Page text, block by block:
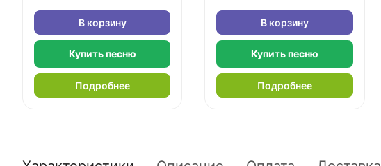
В корзину
Купить песню
Подробнее
В корзину
Купить песню
Подробнее